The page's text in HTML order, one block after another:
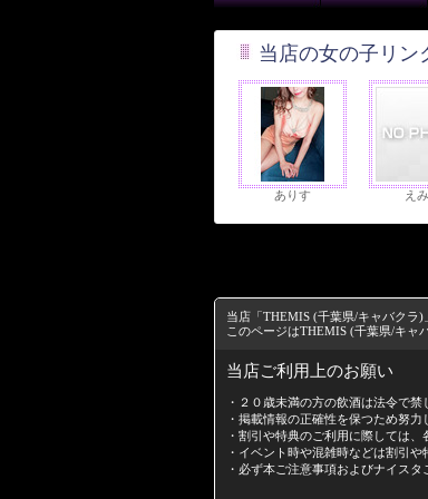
当店の女の子リン
ありす え
当店「THEMIS (千葉県/キャバクラ)
このページはTHEMIS (千葉県/キャ
当店ご利用上のお願い
・２０歳未満の方の飲酒は法令で
・掲載情報の正確性を保つため努
・割引や特典のご利用に際しては
・イベント時や混雑時などは割引
・必ず本ご注意事項およびナイスタ